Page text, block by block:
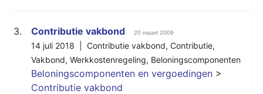
3. Contributie vakbond 20 maart 2009
14 juli 2018 | Contributie vakbond, Contributie,
Vakbond, Werkkostenregeling, Beloningscomponenten
Beloningscomponenten en vergoedingen >
Contributie vakbond